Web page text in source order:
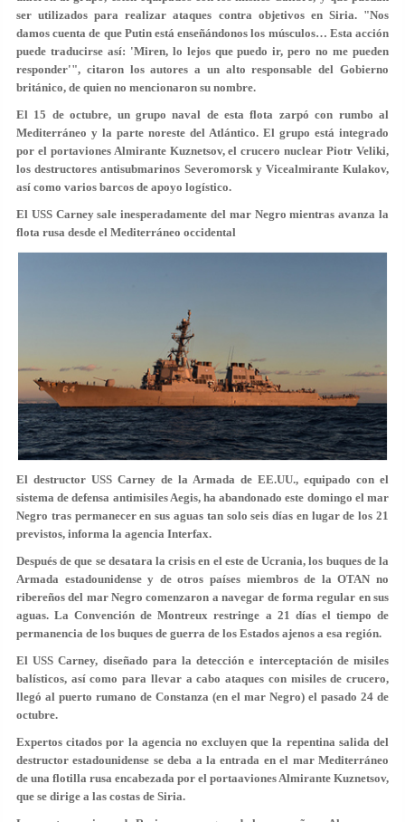
ser utilizados para realizar ataques contra objetivos en Siria. "Nos
damos cuenta de que Putin está enseñándonos los músculos… Esta acción
puede traducirse así: 'Miren, lo lejos que puedo ir, pero no me pueden
responder'", citaron los autores a un alto responsable del Gobierno
británico, de quien no mencionaron su nombre.
El 15 de octubre, un grupo naval de esta flota zarpó con rumbo al
Mediterráneo y la parte noreste del Atlántico. El grupo está integrado
por el portaviones Almirante Kuznetsov, el crucero nuclear Piotr Veliki,
los destructores antisubmarinos Severomorsk y Vicealmirante Kulakov,
así como varios barcos de apoyo logístico.
El USS Carney sale inesperadamente del mar Negro mientras avanza la
flota rusa desde el Mediterráneo occidental
El destructor USS Carney de la Armada de EE.UU., equipado con el
sistema de defensa antimisiles Aegis, ha abandonado este domingo el mar
Negro tras permanecer en sus aguas tan solo seis días en lugar de los 21
previstos, informa la agencia Interfax.
Después de que se desatara la crisis en el este de Ucrania, los buques de la
Armada estadounidense y de otros países miembros de la OTAN no
ribereños del mar Negro comenzaron a navegar de forma regular en sus
aguas. La Convención de Montreux restringe a 21 días el tiempo de
permanencia de los buques de guerra de los Estados ajenos a esa región.
El USS Carney, diseñado para ladetección e interceptación de misiles
balísticos, así como para llevar a cabo ataques con misiles de crucero,
llegó al puerto rumano de Constanza (en el mar Negro) el pasado 24 de
octubre.
Expertos citados por la agencia no excluyen que la repentina salida del
destructor estadounidense se deba a la entrada en el mar Mediterráneo
de una flotilla rusa encabezada por el portaaviones Almirante Kuznetsov,
que se dirige a las costas de Siria.